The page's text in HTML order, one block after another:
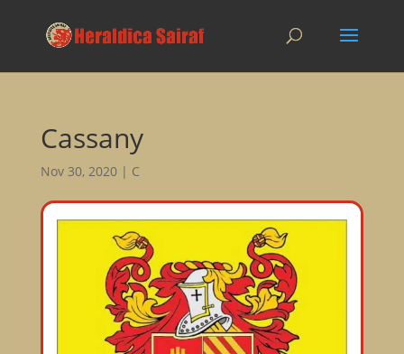
Cassany
Nov 30, 2020| C